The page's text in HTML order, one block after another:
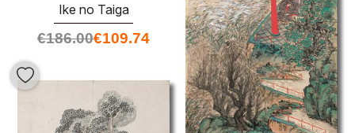
Ike no Taiga
€186.00€109.74